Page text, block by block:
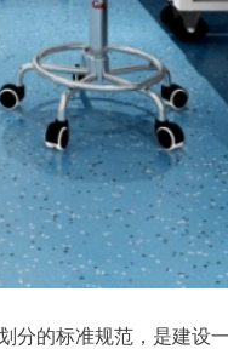
的标准规范，是建设一